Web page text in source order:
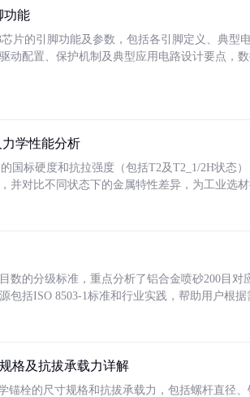
功能
芯片的引脚功能及参数，包括各引脚定义、典型
动配置、保护机制及典型应用电路设计要点，
学性能分析
国标硬度和抗拉强度（包括T2及T2_1/2H状态
并对比不同状态下的金属特性差异，为工业选材
数的分级标准，重点分析了铝合金喷砂200目对
包括ISO 8503-1标准和行业实践，帮助用户根据
格及抗拔承载力详解
锚栓的尺寸规格和抗拔承载力，包括螺杆直径